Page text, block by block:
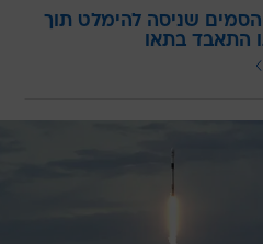
הסמים שניסה להימלט תוך
התאבד בתאו